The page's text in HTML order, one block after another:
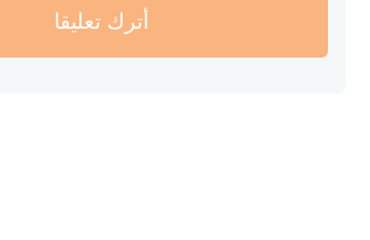
أترك تعليقا